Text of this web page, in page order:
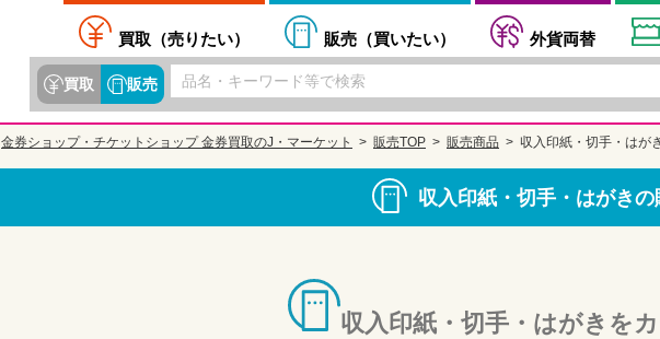
買取（売りたい） 販売（買いたい） 外貨両替
買取 販売
金券ショップ・チケットショップ 金券買取のJ・マーケット 販売TOP 販売商品 収入印紙・切手・はが
収入印紙・切手・はがき
収入印紙・切手・はがきを